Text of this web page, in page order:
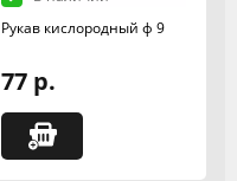
Рукав кислородный ф 9
77 р.